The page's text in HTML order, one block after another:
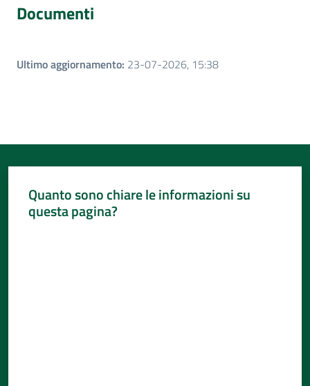
Documenti
Ultimo aggiornamento: 23-07-2026, 15:38
Quanto sono chiare le informazioni su
questa pagina?